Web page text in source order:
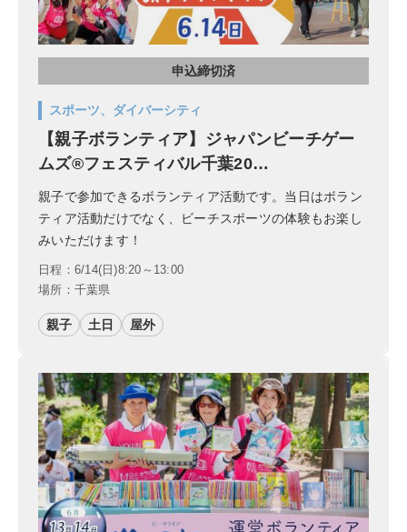
申込締切済
スポーツ、ダイバーシティ
【親子ボランティア】ジャパンビーチゲー
ムズ®フェスティバル千葉20…
親子で参加できるボランティア活動です。当日はボラン
ティア活動だけでなく、ビーチスポーツの体験もお楽し
みいただけます！
日程：6/14(日)8:20～13:00
場所：千葉県
親子 土日 屋外